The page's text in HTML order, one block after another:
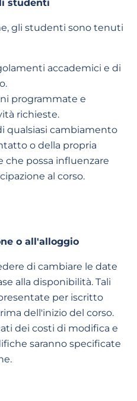
studenti
gli studenti sono tenuti
accademici e di
programmate e
richieste.
qualsiasi cambiamento
o della propria
che possa influenzare
al corso.
o all'alloggio
di cambiare le date
alla disponibilità. Tali
per iscritto
dell'inizio del corso.
dei costi di modifica e
saranno specificate